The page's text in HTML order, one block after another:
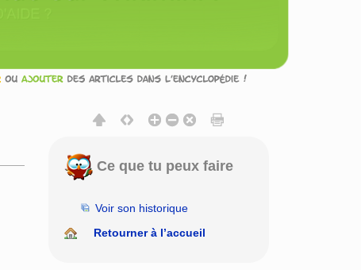
Ce que tu peux faire
Voir son historique
Retourner à l’accueil